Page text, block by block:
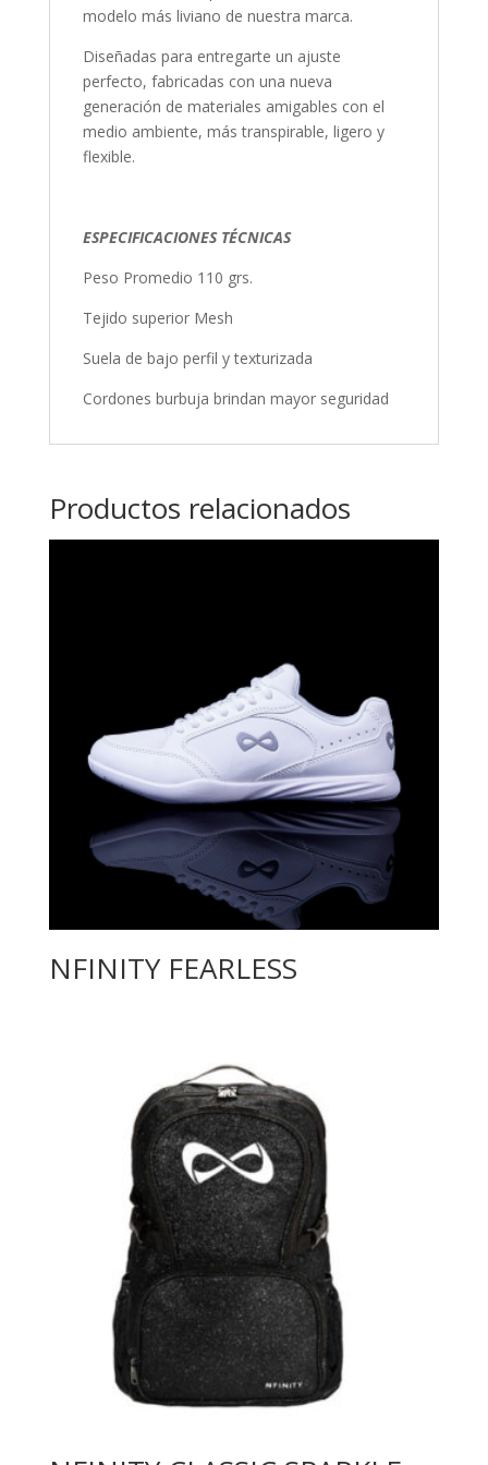
modelo más liviano de nuestra marca.
Diseñadas para entregarte un ajuste
perfecto, fabricadas con una nueva
generación de materiales amigables con el
medio ambiente, más transpirable, ligero y
flexible.
ESPECIFICACIONES TÉCNICAS
Peso Promedio 110 grs.
Tejido superior Mesh
Suela de bajo perfil y texturizada
Cordones burbuja brindan mayor seguridad
Productos relacionados
NFINITY FEARLESS